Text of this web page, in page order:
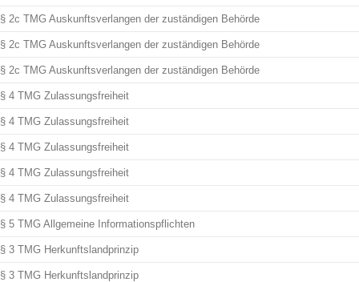
§ 2c TMG Auskunftsverlangen der zuständigen Behörde
§ 2c TMG Auskunftsverlangen der zuständigen Behörde
§ 2c TMG Auskunftsverlangen der zuständigen Behörde
§ 4 TMG Zulassungsfreiheit
§ 4 TMG Zulassungsfreiheit
§ 4 TMG Zulassungsfreiheit
§ 4 TMG Zulassungsfreiheit
§ 4 TMG Zulassungsfreiheit
§ 5 TMG Allgemeine Informationspflichten
§ 3 TMG Herkunftslandprinzip
§ 3 TMG Herkunftslandprinzip